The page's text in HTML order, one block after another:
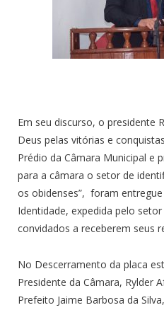
Em seu discurso, o presidente
Deus pelas vitórias e
Prédio da Câmara Municipal e
para a câmara o setor de
os obidenses”, foram
Identidade, expedida pelo
convidados a receberem seus
No Descerramento da placa
Presidente da Câmara, Rylder
Prefeito Jaime Barbosa da